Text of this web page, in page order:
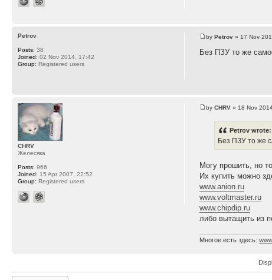
byPetrov » 17 Nov
Без ПЗУ то же
Petrov
Posts: 38
Joined: 02 Nov 2014, 17:42
Group: Registered users
byCHRV » 18 Nov
Petrov wrote:
Без ПЗУ то же
Могу прошить, но
Их купить можно
www.anion.ru
www.voltmaster.ru
www.chipdip.ru
либо вытащить из
Многое есть здесь:
CHRV
Желесяка
Posts: 966
Joined: 15 Apr 2007, 22:52
Group: Registered users